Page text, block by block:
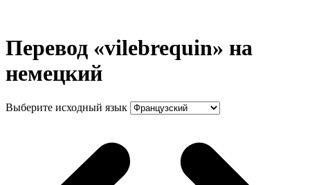
Перевод «vilebrequin» на
немецкий
Выберите исходный язык